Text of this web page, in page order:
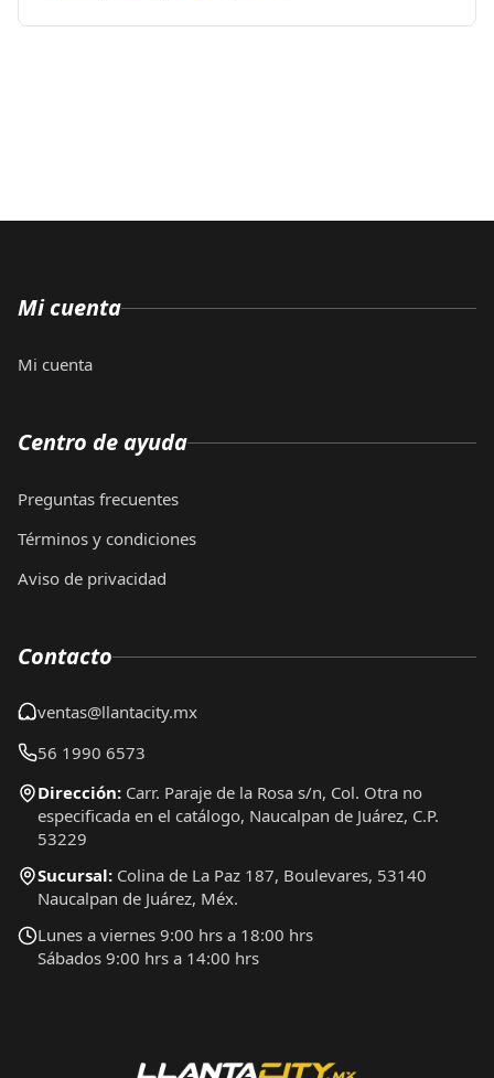
Mi cuenta
Mi cuenta
Centro de ayuda
Preguntas frecuentes
Términos y condiciones
Aviso de privacidad
Contacto
ventas@llantacity.mx
56 1990 6573
Dirección: Carr. Paraje de la Rosa s/n, Col. Otra no
especificada en el catálogo, Naucalpan de Juárez, C.P.
53229
Sucursal: Colina de La Paz 187, Boulevares, 53140
Naucalpan de Juárez, Méx.
Lunes a viernes 9:00 hrs a 18:00 hrs
Sábados 9:00 hrs a 14:00 hrs